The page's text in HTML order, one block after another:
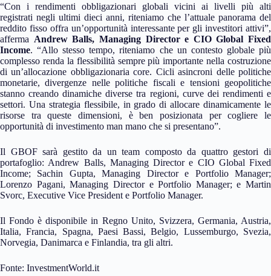
“Con i rendimenti obbligazionari globali vicini ai livelli più alti
registrati negli ultimi dieci anni, riteniamo che l’attuale panorama del
reddito fisso offra un’opportunità interessante per gli investitori attivi”,
afferma Andrew Balls, Managing Director e CIO Global Fixed
Income. “Allo stesso tempo, riteniamo che un contesto globale più
complesso renda la flessibilità sempre più importante nella costruzione
di un’allocazione obbligazionaria core. Cicli asincroni delle politiche
monetarie, divergenze nelle politiche fiscali e tensioni geopolitiche
stanno creando dinamiche diverse tra regioni, curve dei rendimenti e
settori. Una strategia flessibile, in grado di allocare dinamicamente le
risorse tra queste dimensioni, è ben posizionata per cogliere le
opportunità di investimento man mano che si presentano”.
Il GBOF sarà gestito da un team composto da quattro gestori di
portafoglio: Andrew Balls, Managing Director e CIO Global Fixed
Income; Sachin Gupta, Managing Director e Portfolio Manager;
Lorenzo Pagani, Managing Director e Portfolio Manager; e Martin
Svorc, Executive Vice President e Portfolio Manager.
Il Fondo è disponibile in Regno Unito, Svizzera, Germania, Austria,
Italia, Francia, Spagna, Paesi Bassi, Belgio, Lussemburgo, Svezia,
Norvegia, Danimarca e Finlandia, tra gli altri.
Fonte: InvestmentWorld.it